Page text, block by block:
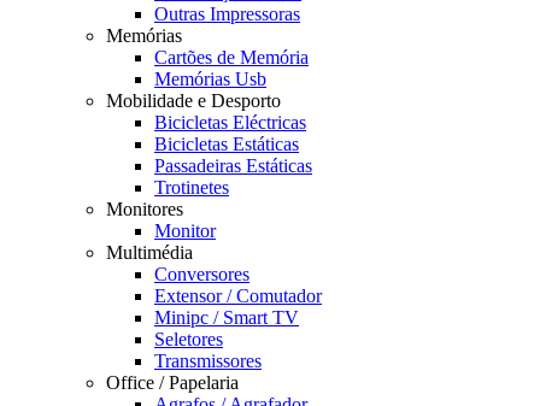
Outras Impressoras
Memórias
Cartões de Memória
Memórias Usb
Mobilidade e Desporto
Bicicletas Eléctricas
Bicicletas Estáticas
Passadeiras Estáticas
Trotinetes
Monitores
Monitor
Multimédia
Conversores
Extensor / Comutador
Minipc / Smart TV
Seletores
Transmissores
Office / Papelaria